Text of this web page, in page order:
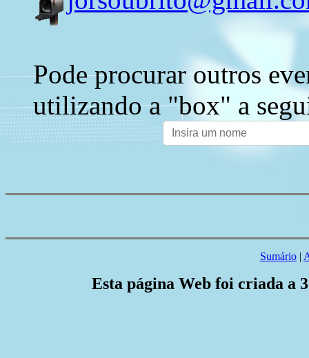
Pode procurar outros
utilizando a "box" a
Sumário |
Esta página Web foi criada a